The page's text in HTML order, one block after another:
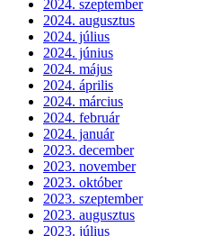
2024. szeptember
2024. augusztus
2024. július
2024. június
2024. május
2024. április
2024. március
2024. február
2024. január
2023. december
2023. november
2023. október
2023. szeptember
2023. augusztus
2023. július